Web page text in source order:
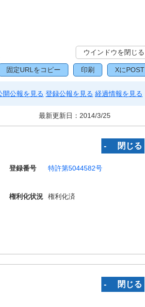
ウインドウを閉じる
固定URLをコピー 印刷 XにPOST
開公報を見る 登録公報を見る 経過情報を見る
最新更新日： 2014/3/25
‐ 閉じる
登録番号
特許第5044582号
権利化状況
権利化済
‐ 閉じる